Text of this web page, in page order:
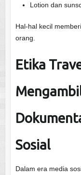
Lotion dan
Hal-hal kecil
orang.
Etika
Sosial
Dalam era media